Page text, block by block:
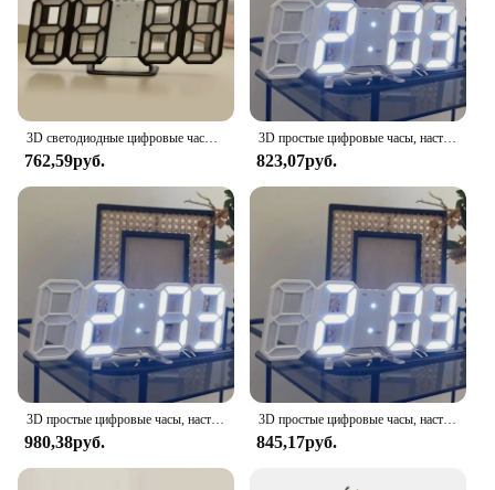
3D светодиодные цифровые часы, светящиеся модные настенные часы, многофункциональные креативные USB-разъемы, электронные часы, украшение для дома
762,59руб.
3D простые цифровые часы, настольные украшения, настенные часы для гостиной, спальни, кабинета, цифровые часы
823,07руб.
3D простые цифровые часы, настольные украшения, настенные часы для гостиной, спальни, кабинета, цифровые часы
980,38руб.
3D простые цифровые часы, настольные украшения, настенные часы для гостиной, спальни, кабинета, цифровые часы
845,17руб.